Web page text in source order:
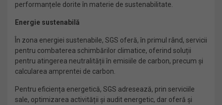
performanțele dorite în materie de sustenabilitate.
Energie sustenabilă
În zona energiei sustenabile, SGS oferă, în primul rând, servicii
pentru combaterea schimbărilor climatice, oferind soluții
pentru atingerea neutralității în emisiile de carbon, precum și
calcularea amprentei de carbon.
Pentru eficiența energetică, SGS adresează, prin serviciile
sale, optimizarea activității și audit energetic, dar oferă și